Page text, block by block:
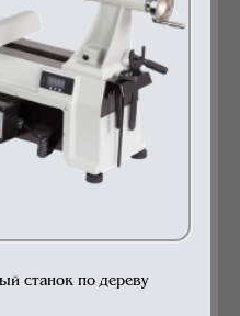
станок по дереву